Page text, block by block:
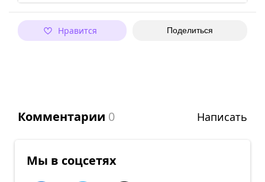
Нравится Поделиться
Комментарии 0 Написать
Мы в соцсетях